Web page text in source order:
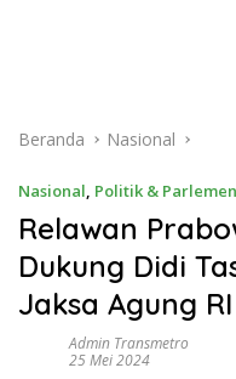
Beranda Nasional
Nasional, Politik & Parlemen
Relawan
Dukung Didi
Jaksa Agung RI
Admin Transmetro
25 Mei 2024